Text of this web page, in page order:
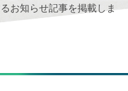
お知らせ記事を掲載しま